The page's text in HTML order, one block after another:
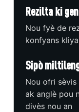
Rezilta ki
Nou fyè de
konfyans
Sipò
Nou ofri sèvis
ak anglè pou
divès nou an